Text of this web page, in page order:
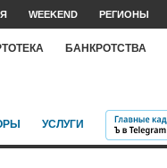
WEEKEND РЕГИОНЫ
БАНКРОТСТВА
УСЛУГИ